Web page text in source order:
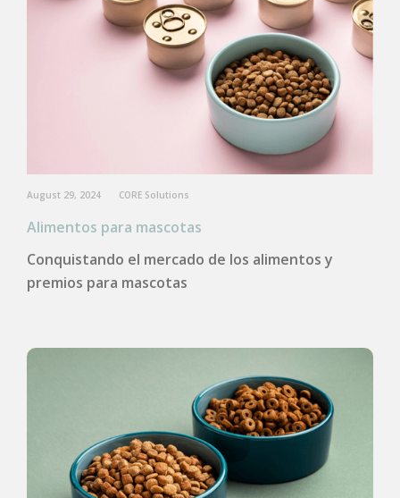
August 29, 2024 CORE Solutions
Alimentos para mascotas
Conquistando el mercado de los alimentos y
premios para mascotas